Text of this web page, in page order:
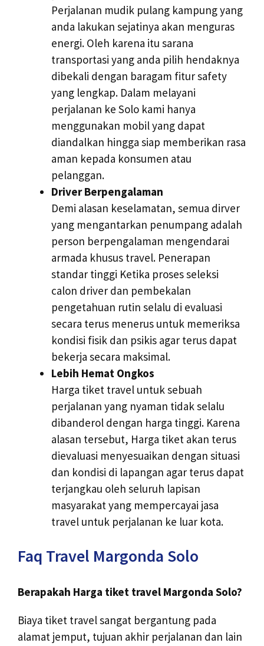
Perjalanan mudik pulang kampung yang
anda lakukan sejatinya akan menguras
energi. Oleh karena itu sarana
transportasi yang anda pilih hendaknya
dibekali dengan baragam fitur safety
yang lengkap. Dalam melayani
perjalanan ke Solo kami hanya
menggunakan mobil yang dapat
diandalkan hingga siap memberikan rasa
aman kepada konsumen atau
pelanggan.
Driver Berpengalaman
Demi alasan keselamatan, semua dirver
yang mengantarkan penumpang adalah
person berpengalaman mengendarai
armada khusus travel. Penerapan
standar tinggi Ketika proses seleksi
calon driver dan pembekalan
pengetahuan rutin selalu di evaluasi
secara terus menerus untuk memeriksa
kondisi fisik dan psikis agar terus dapat
bekerja secara maksimal.
Lebih Hemat Ongkos
Harga tiket travel untuk sebuah
perjalanan yang nyaman tidak selalu
dibanderol dengan harga tinggi. Karena
alasan tersebut, Harga tiket akan terus
dievaluasi menyesuaikan dengan situasi
dan kondisi di lapangan agar terus dapat
terjangkau oleh seluruh lapisan
masyarakat yang mempercayai jasa
travel untuk perjalanan ke luar kota.
Faq Travel Margonda Solo
Berapakah Harga tiket travel Margonda Solo?
Biaya tiket travel sangat bergantung pada
alamat jemput, tujuan akhir perjalanan dan lain